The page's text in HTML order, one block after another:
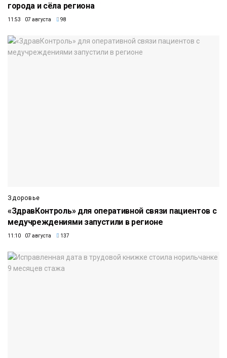
города и сёла региона
11:53 07 августа 98
Здоровье
«ЗдравКонтроль» для оперативной связи пациентов с
медучреждениями запустили в регионе
11:10 07 августа 137